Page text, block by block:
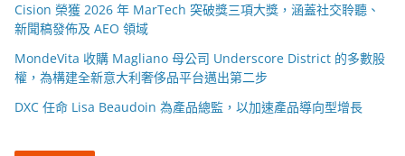
Cision 榮獲 2026 年 MarTech 突破獎三項大獎，涵蓋社交聆聽、
新聞稿發佈及 AEO 領域
MondeVita 收購 Magliano 母公司 Underscore District 的多數股
權，為構建全新意大利奢侈品平台邁出第二步
DXC 任命 Lisa Beaudoin 為產品總監，以加速產品導向型增長